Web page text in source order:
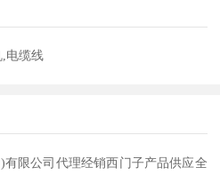
电缆线
公司代理经销西门子产品供应全